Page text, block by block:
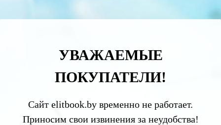
УВАЖАЕМЫЕ
ПОКУПАТЕЛИ!
Сайт elitbook.by временно не работает.
Приносим свои извинения за неудобства!